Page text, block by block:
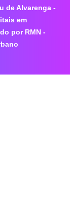
de Alvarenga -
em
por RMN -